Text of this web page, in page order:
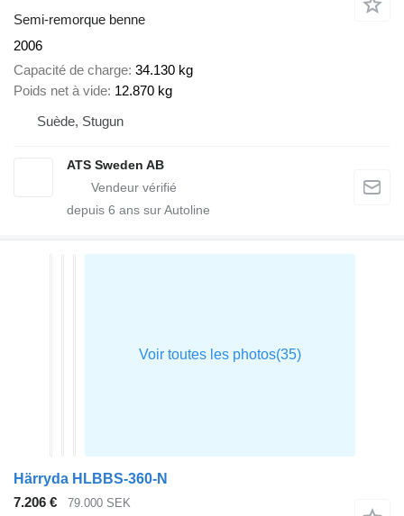
Semi-remorque benne
2006
Capacité de charge 34.130 kg
Poids net à vide 12.870 kg
Suède, Stugun
ATS Sweden AB
depuis 6 ans sur Autoline
Härryda HLBBS-360-N
7.206 €
79.000 SEK